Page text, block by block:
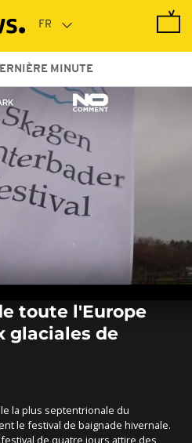
MINUTE
toute l'Europe
glaciales de
la plus septentrionale du
le festival de baignade hivernale.
festival de quatre jours attire des